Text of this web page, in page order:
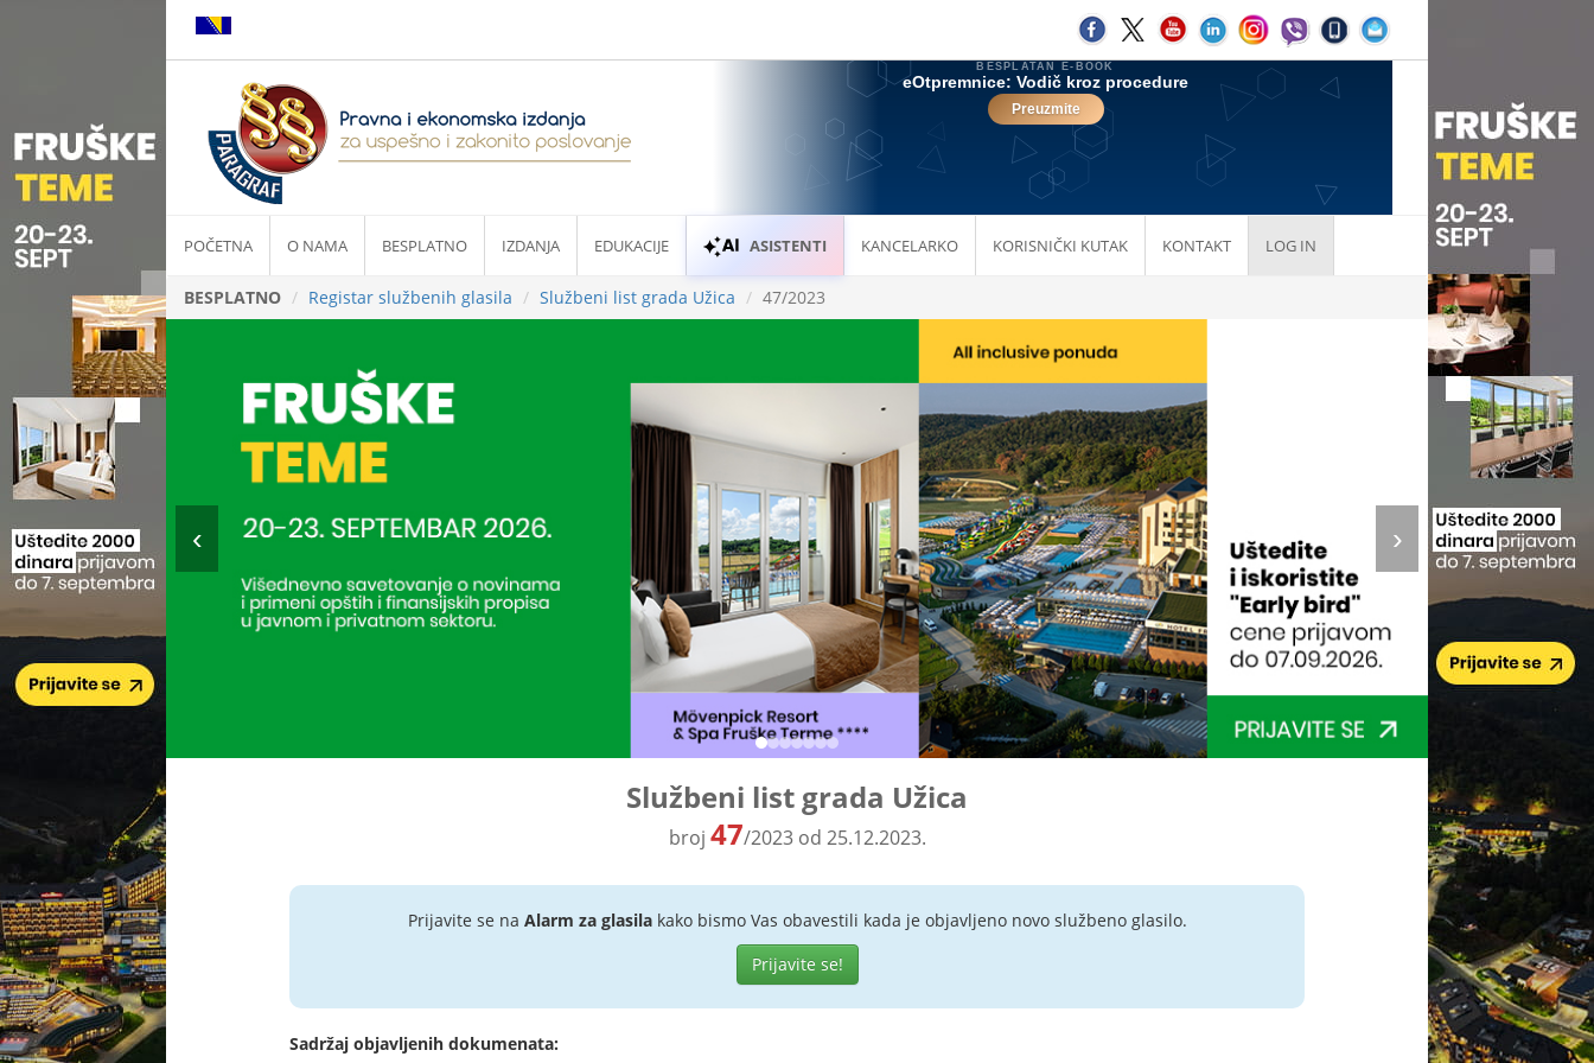
POČETNA O NAMA BESPLATNO IZDANJA EDUKACIJE ASISTENTI KANCELARKO KORISNIČKI KUTAK KONTAKT LOG IN
BESPLATNO Registar službenih glasila Službeni list grada Užica 47/2023
Službeni list grada Užica
broj 47/2023 od 25.12.2023.
Prijavite se na Alarm za glasilakako bismo Vas obavestili kada je objavljeno novo službeno glasilo.
Prijavite se!
Sadržaj objavljenih dokumenata: